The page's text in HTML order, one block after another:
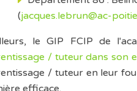
(jacques.lebrun@ac-
le GIP FCIP de
/ tuteur dans son
/ tuteur en leur